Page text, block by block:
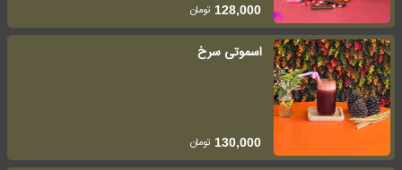
128,000 تومان
اسموتی سرخ
130,000 تومان